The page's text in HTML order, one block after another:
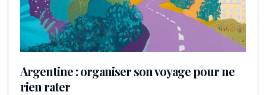
Argentine : organiser son voyage pour ne
rien rater